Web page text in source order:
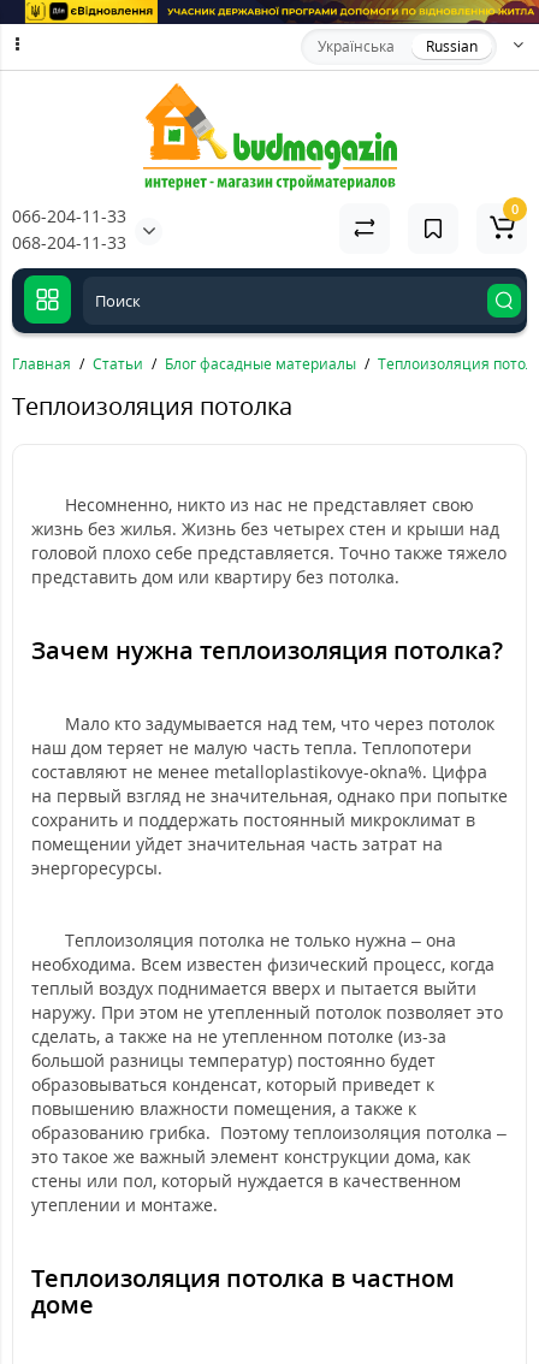
Українська Russian
066-204-11-33
068-204-11-33
0
Главная Статьи Блог фасадные материалы Теплоизоляция
Теплоизоляция потолка
Несомненно, никто из нас не представляет свою
жизнь без жилья. Жизнь без четырех стен и крыши над
головой плохо себе представляется. Точно также тяжело
представить дом или квартиру без потолка.
Зачем нужна теплоизоляция потолка?
Мало кто задумывается над тем, что через потолок
наш дом теряет не малую часть тепла. Теплопотери
составляют не менее metalloplastikovye-okna%. Цифра
на первый взгляд не значительная, однако при попытке
сохранить и поддержать постоянный микроклимат в
помещении уйдет значительная часть затрат на
энергоресурсы.
Теплоизоляция потолка не только нужна – она
необходима. Всем известен физический процесс, когда
теплый воздух поднимается вверх и пытается выйти
наружу. При этом не утепленный потолок позволяет это
сделать, а также на не утепленном потолке (из-за
большой разницы температур) постоянно будет
образовываться конденсат, который приведет к
повышению влажности помещения, а также к
образованию грибка. Поэтому теплоизоляция потолка –
это такое же важный элемент конструкции дома, как
стены или пол, который нуждается в качественном
утеплении и монтаже.
Теплоизоляция потолка в частном
доме